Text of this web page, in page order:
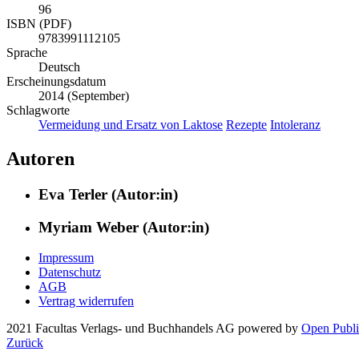
96
ISBN (PDF)
9783991112105
Sprache
Deutsch
Erscheinungsdatum
2014 (September)
Schlagworte
Vermeidung und Ersatz von Laktose Rezepte Intoleranz
Autoren
Eva Terler (Autor:in)
Myriam Weber (Autor:in)
Impressum
Datenschutz
AGB
Vertrag widerrufen
2021 Facultas Verlags- und Buchhandels AG powered by Open
Zurück